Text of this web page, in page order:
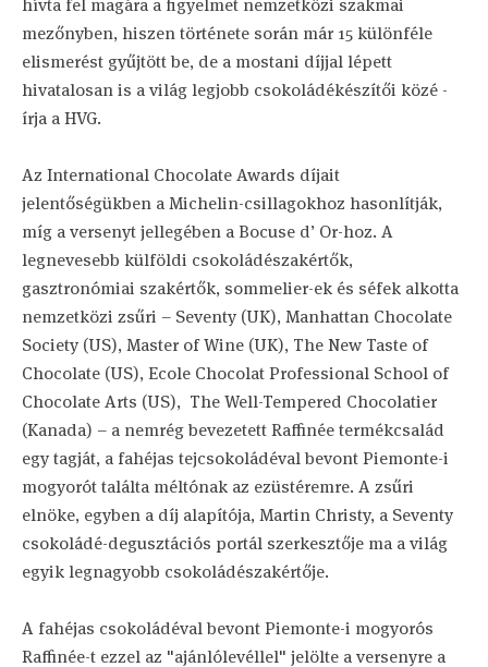
hívta fel magára a figyelmet nemzetközi szakmai
mezőnyben, hiszen története során már 15 különféle
elismerést gyűjtött be, de a mostani díjjal lépett
hivatalosan is a világ legjobb csokoládékészítői közé -
írja a HVG.
Az International Chocolate Awards díjait
jelentőségükben a Michelin-csillagokhoz hasonlítják,
míg a versenyt jellegében a Bocuse d’ Or-hoz. A
legnevesebb külföldi csokoládészakértők,
gasztronómiai szakértők, sommelier-ek és séfek alkotta
nemzetközi zsűri – Seventy (UK), Manhattan Chocolate
Society (US), Master of Wine (UK), The New Taste of
Chocolate (US), Ecole Chocolat Professional School of
Chocolate Arts (US), The Well-Tempered Chocolatier
(Kanada) – a nemrég bevezetett Raffinée termékcsalád
egy tagját, a fahéjas tejcsokoládéval bevont Piemonte-i
mogyorót találta méltónak az ezüstéremre. A zsűri
elnöke, egyben a díj alapítója, Martin Christy, a Seventy
csokoládé-degusztációs portál szerkesztője ma a világ
egyik legnagyobb csokoládészakértője.
A fahéjas csokoládéval bevont Piemonte-i mogyorós
Raffinée-t ezzel az "ajánlólevéllel" jelölte a versenyre a